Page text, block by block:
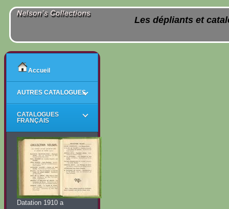
Les dépliants et
Accueil
AUTRES CATALOGUES
CATALOGUES
FRANÇAIS
Datation 1910 a